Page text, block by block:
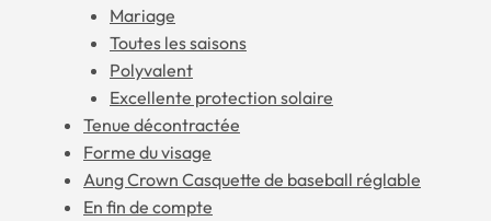
Mariage
Toutes les saisons
Polyvalent
Excellente protection solaire
Tenue décontractée
Forme du visage
Aung Crown Casquette de baseball réglable
En fin de compte